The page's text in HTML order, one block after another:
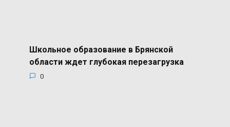
Школьное образование в Брянской
области ждет глубокая перезагрузка
0